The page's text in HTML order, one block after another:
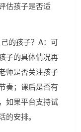
估孩子是否适
的孩子？A：可
子的具体情况再
师是否关注孩子
奏；课后是否有
如果平台支持试
的安排。